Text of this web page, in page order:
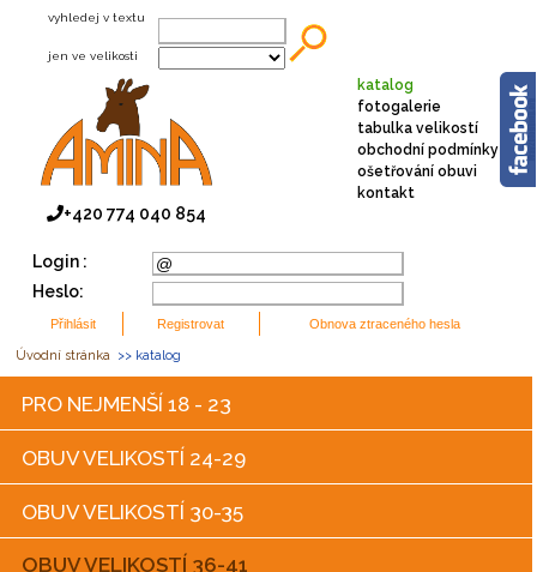
+420 774 040 854
vyhledej v textu
jen ve velikosti
Login :
Heslo:
Úvodní stránka >> katalog
katalog
fotogalerie
tabulka velikostí
obchodní podmínky
ošetřování obuvi
kontakt
PRO NEJMENŠÍ 18 - 23
OBUV VELIKOSTÍ 24-29
OBUV VELIKOSTÍ 30-35
OBUV VELIKOSTÍ 36-41